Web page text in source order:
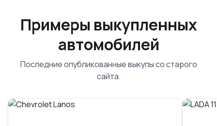
Примеры выкупленных
автомобилей
Последние опубликованные выкупы со старого
сайта.